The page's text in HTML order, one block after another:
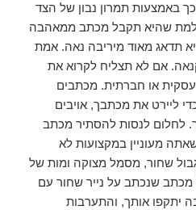
באמצעות תמרון נבון של הצד
שהיא תקבל מכתב ממאהבה
תדאג מאוד מיריבה נאה. אמת
אם לא תצליח לקרוא את
או חברתית. מכתבים
ליירט את מכתבך, אויבים
לחלום לנסות להסתיר מכתב
מעוניין במקצועות לא
שחור, מסמל מצוקה ומות של
שנכתב על נייר שחור עם
יתקפו אותך, והתערבות